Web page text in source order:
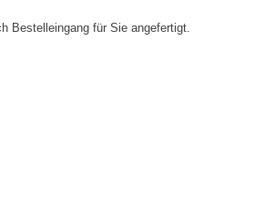
Bestelleingang für Sie angefertigt.